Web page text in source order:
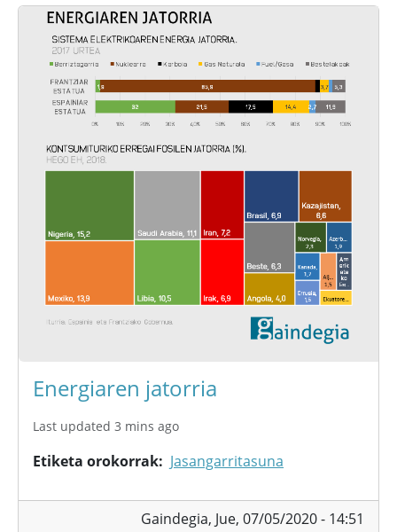
Energiaren jatorria
Last updated 3 mins ago
Etiketa orokorrak Jasangarritasuna
Gaindegia, Jue, 07/05/2020 - 14:51